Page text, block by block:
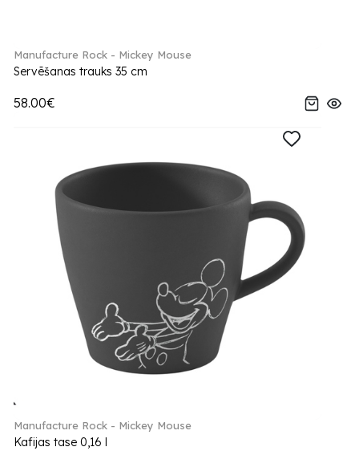
Manufacture Rock - Mickey Mouse
Servēšanas trauks 35 cm
58.00€
Manufacture Rock - Mickey Mouse
Kafijas tase 0,16 l